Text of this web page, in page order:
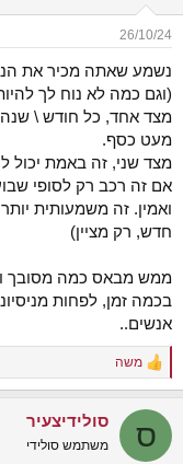
s
26/10/24
נשמע שאתה מכיר את
(וגם כמה לא נוח לך
מצד אחד, כל חודש \
מעט כסף.
מצד שני, זה באמת יכול
אם זה רכב רק לסופי
ואמין. זה משמעותית
חדש, רק מציין)
ממש מבאס כמה מסובך
בכמה זמן, לפחות
אנשים..
R
e
c
i
משה
ס סולידיצעיר
משתמש סולידי